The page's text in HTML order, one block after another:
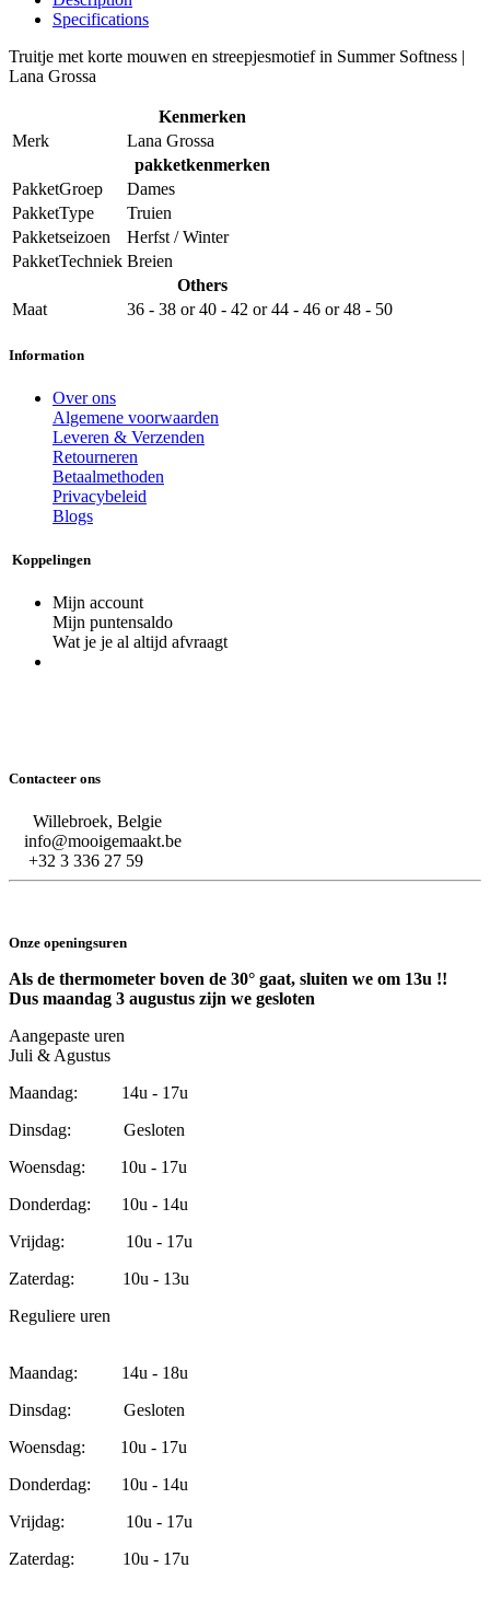
Specifications
Truitje met korte mouwen en streepjesmotief in Summer Softness |
Lana Grossa
Kenmerken
Merk
Lana Grossa
pakketkenmerken
PakketGroep
Dames
PakketType
Truien
Pakketseizoen
Herfst / Winter
PakketTechniek Breien
Others
Maat
36 - 38 or40 - 42 or44 - 46 or48 - 50
Information
Over ons
Algemene voorwaarden
Leveren & Verzenden
Retourneren
Betaalmethoden
Privacybeleid
Blogs
Koppelingen
Mijn account
Mijn puntensaldo
Wat je je al altijd afvraagt
Contacteer ons
Willebroek, Belgie
info@mooigemaakt.be
+32 3 336 27 59
Onze openingsuren
Als de thermometer boven de 30° gaat, sluiten we om 13u !!
Dus maandag 3 augustus zijn we gesloten
Aangepaste uren
Juli & Agustus
Maandag: 14u - 17u
Dinsdag: Gesloten
Woensdag: 10u - 17u
Donderdag: 10u - 14u
Vrijdag: 10u - 17u
Zaterdag: 10u - 13u
Reguliere uren
Maandag: 14u - 18u
Dinsdag: Gesloten
Woensdag: 10u - 17u
Donderdag: 10u - 14u
Vrijdag: 10u - 17u
Zaterdag: 10u - 17u